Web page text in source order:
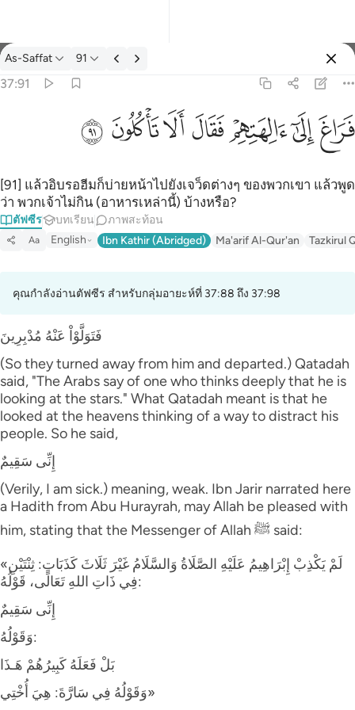
ตัฟซีร: As-Saffat 37:91
As-Saffat 91
37:91
فراغ الى الهتهم فقال الا تاكلون ٩١
فَرَاغَ إِلَىٰٓ ءَالِهَتِهِمْ فَقَالَ أَلَا تَأْكُلُونَ ٩١
ﲊﲋﲌﲍﲎﲏ ﲐ
[91] แล้วอิบรอฮีมก็บ่ายหน้าไปยังเจว็ดต่างๆ ของพวกเขา แล้วพูด
ว่า พวกเจ้าไม่กิน (อาหารเหล่านี้) บ้างหรือ?
ตัฟซีร บทเรียน ภาพสะท้อน
Aa English Ibn Kathir (Abridged) Ma'arif Al-Qur'an Tazkirul
คุณกำลังอ่านตัฟซีร สำหรับกลุ่มอายะห์ที่ 37:88 ถึง 37:98
فَتَوَلَّوْاْ عَنْهُ مُدْبِرِينَ
(So they turned away from him and departed.) Qatadah
said, "The Arabs say of one who thinks deeply that he is
looking at the stars." What Qatadah meant is that he
looked at the heavens thinking of a way to distract his
people. So he said,
إِنِّى سَقِيمٌ
(Verily, I am sick.) meaning, weak. Ibn Jarir narrated here
a Hadith from Abu Hurayrah, may Allah be pleased with
him, stating that the Messenger of Allah ﷺ said:
«لَمْ يَكْذِبْ إِبْرَاهِيمُ عَلَيْهِ الصَّلَاةُ وَالسَّلَامُ غَيْرَ ثَلَاثَ كَذَبَاتٍ: ثِنْتَيْنِ
فِي ذَاتِ اللهِ تَعَالَى، قَوْلُهُ:
إِنِّى سَقِيمٌ
وَقَوْلُهُ:
بَلْ فَعَلَهُ كَبِيرُهُمْ هَـذَا
وَقَوْلُهُ فِي سَارَّةَ: هِيَ أُخْتِي»